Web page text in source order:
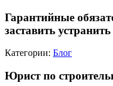
Гарантийные
заставить
Категории: Блог
Юрист по